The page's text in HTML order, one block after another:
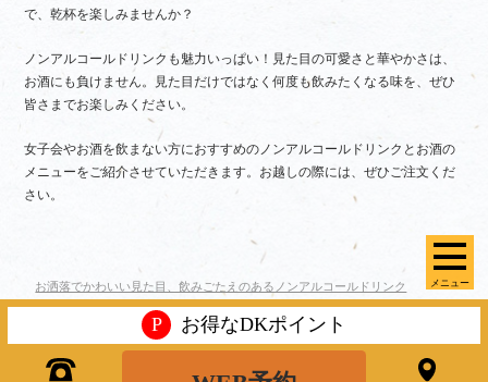
メニュー
で、乾杯を楽しみませんか？
ノンアルコールドリンクも魅力いっぱい！見た目の可愛さと華やかさは、
お酒にも負けません。見た目だけではなく何度も飲みたくなる味を、ぜひ
皆さまでお楽しみください。
女子会やお酒を飲まない方におすすめのノンアルコールドリンクとお酒の
メニューをご紹介させていただきます。お越しの際には、ぜひご注文くだ
さい。
お洒落でかわいい見た目、飲みごたえのあるノンアルコールドリンク
P お得なDKポイント